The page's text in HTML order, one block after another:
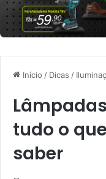
Início / Dicas /
tudo o
saber